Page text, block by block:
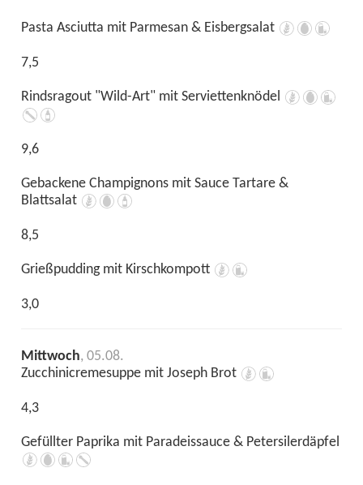
Pasta Asciutta mit Parmesan & Eisbergsalat
7,5
Rindsragout "Wild-Art" mit Serviettenknödel
9,6
Gebackene Champignons mit Sauce Tartare &
Blattsalat
8,5
Grießpudding mit Kirschkompott
3,0
Mittwoch, 05.08.
Zucchinicremesuppe mit Joseph Brot
4,3
Gefüllter Paprika mit Paradeissauce & Petersilerdäpfel